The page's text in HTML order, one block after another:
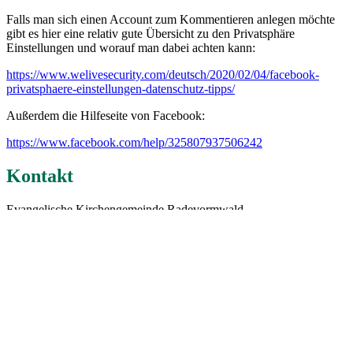
Falls man sich einen Account zum Kommentieren anlegen möchte
gibt es hier eine relativ gute Übersicht zu den Privatsphäre
Einstellungen und worauf man dabei achten kann:
https://www.welivesecurity.com/deutsch/2020/02/04/facebook-
privatsphaere-einstellungen-datenschutz-tipps/
Außerdem die Hilfeseite von Facebook:
https://www.facebook.com/help/325807937506242
Kontakt
Evangelische Kirchengemeinde Radevormwald